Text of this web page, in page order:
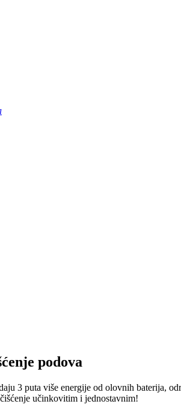
podova
3 puta više energije od olovnih baterija,
učinkovitim i jednostavnim!